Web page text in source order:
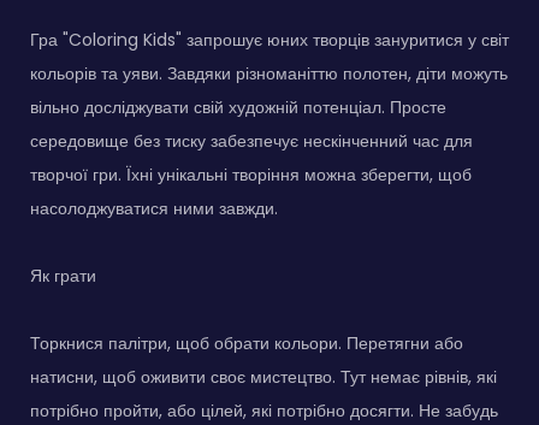
Гра "Coloring Kids" запрошує юних творців зануритися у світ
кольорів та уяви. Завдяки різноманіттю полотен, діти можуть
вільно досліджувати свій художній потенціал. Просте
середовище без тиску забезпечує нескінченний час для
творчої гри. Їхні унікальні творіння можна зберегти, щоб
насолоджуватися ними завжди.
Як грати
Торкнися палітри, щоб обрати кольори. Перетягни або
натисни, щоб оживити своє мистецтво. Тут немає рівнів, які
потрібно пройти, або цілей, які потрібно досягти. Не забудь